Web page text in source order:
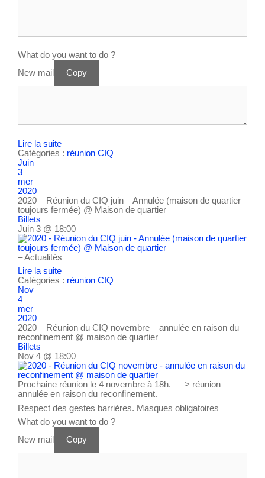
What do you want to do ?
New mail
Copy
Lire la suite
Catégories : réunion CIQ
Juin
3
mer
2020
2020 – Réunion du CIQ juin – Annulée (maison de quartier
toujours fermée) @ Maison de quartier
Billets
Juin 3 @ 18:00
– Actualités
Lire la suite
Catégories : réunion CIQ
Nov
4
mer
2020
2020 – Réunion du CIQ novembre – annulée en raison du
reconfinement @ maison de quartier
Billets
Nov 4 @ 18:00
Prochaine réunion le 4 novembre à 18h. —> réunion
annulée en raison du reconfinement.
Respect des gestes barrières. Masques obligatoires
What do you want to do ?
New mail
Copy